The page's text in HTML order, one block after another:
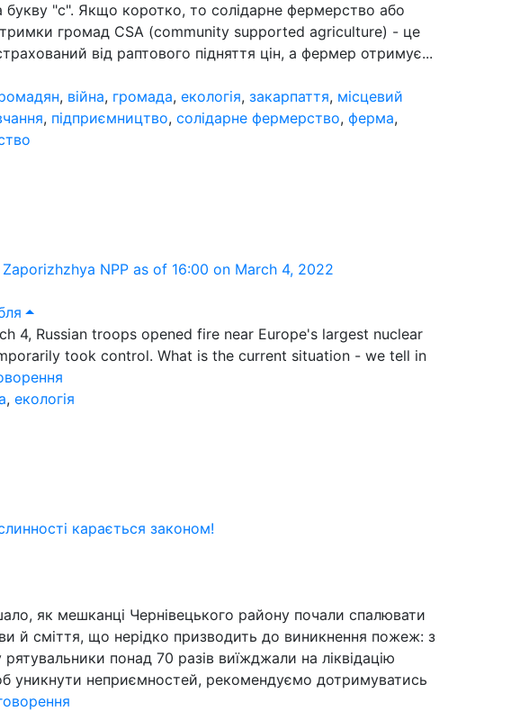
букву "с". Якщо коротко, то солідарне фермерство або
громад CSA (community supported agriculture) - це
від раптового підняття цін, а фермер отримує...
, війна, громада, екологія, закарпаття, місцевий
, підприємництво, солідарне фермерство, ферма,
NPP as of 16:00 on March 4, 2022
4, Russian troops opened fire near Europe's largest nuclear
took control. What is the current situation - we tell in
, екологія
карається законом!
як мешканці Чернівецького району почали спалювати
й сміття, що нерідко призводить до виникнення пожеж: з
понад 70 разів виїжджали на ліквідацію
уникнути неприємностей, рекомендуємо дотримуватись